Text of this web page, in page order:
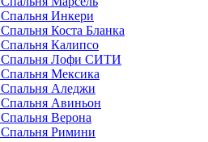
Спальня Инкери
Спальня Коста Бланка
Спальня Калипсо
Спальня Лофи СИТИ
Спальня Мексика
Спальня Аледжи
Спальня Авиньон
Спальня Верона
Спальня Римини